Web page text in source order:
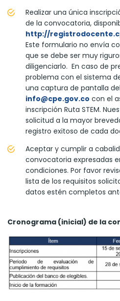
Realizar una única
de la convocatoria,
http://
Este formulario no envía
que se debe ser muy
diligenciarlo. En caso de
problema con el sistema
una captura de pantalla
info@cpe.gov.co con el
inscripción Ruta STEM.
solicitud a la mayor
registro exitoso de cada
Aceptar y cumplir a
convocatoria expresadas
condiciones. Por favor
lista de los requisitos
datos estén completos
Cronograma (inicial) de la